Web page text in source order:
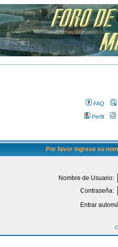
FAQ
Perfil
Por favor ingrese su
Nombre de Usuario:
Contraseña:
Entrar